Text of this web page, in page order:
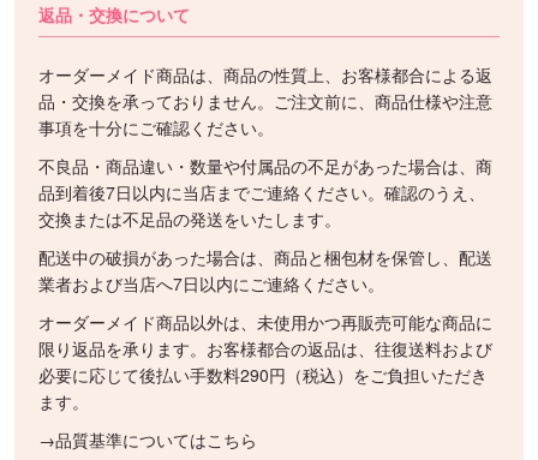
返品・交換について
オーダーメイド商品は、商品の性質上、お客様都合による返
品・交換を承っておりません。ご注文前に、商品仕様や注意
事項を十分にご確認ください。
不良品・商品違い・数量や付属品の不足があった場合は、商
品到着後7日以内に当店までご連絡ください。確認のうえ、
交換または不足品の発送をいたします。
配送中の破損があった場合は、商品と梱包材を保管し、配送
業者および当店へ7日以内にご連絡ください。
オーダーメイド商品以外は、未使用かつ再販売可能な商品に
限り返品を承ります。お客様都合の返品は、往復送料および
必要に応じて後払い手数料290円（税込）をご負担いただき
ます。
→品質基準についてはこちら